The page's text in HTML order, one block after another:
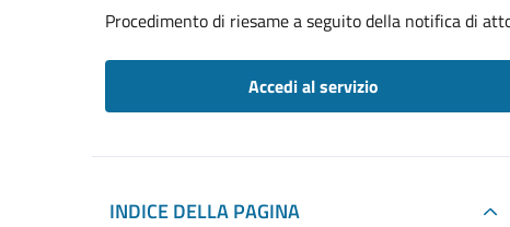
Procedimento di riesame a seguito della notifica di
Accedi al servizio
INDICE DELLA PAGINA